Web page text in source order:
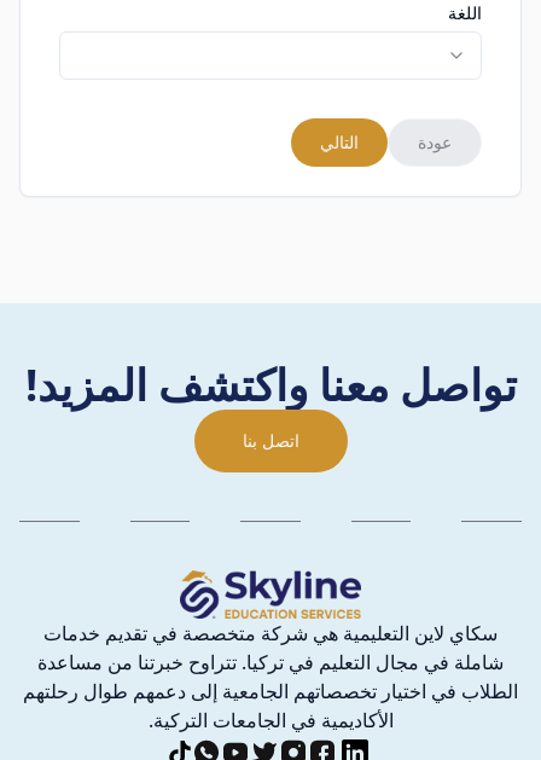
اللغة
عودة التالي
تواصل معنا واكتشف المزيد!
اتصل بنا
سكاي لاين التعليمية هي شركة متخصصة في تقديم خدمات
شاملة في مجال التعليم في تركيا. تتراوح خبرتنا من مساعدة
الطلاب في اختيار تخصصاتهم الجامعية إلى دعمهم طوال رحلتهم
الأكاديمية في الجامعات التركية.